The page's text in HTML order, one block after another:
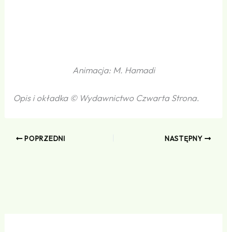
Animacja: M. Hamadi
Opis i okładka © Wydawnictwo Czwarta Strona.
POPRZEDNI NASTĘPNY